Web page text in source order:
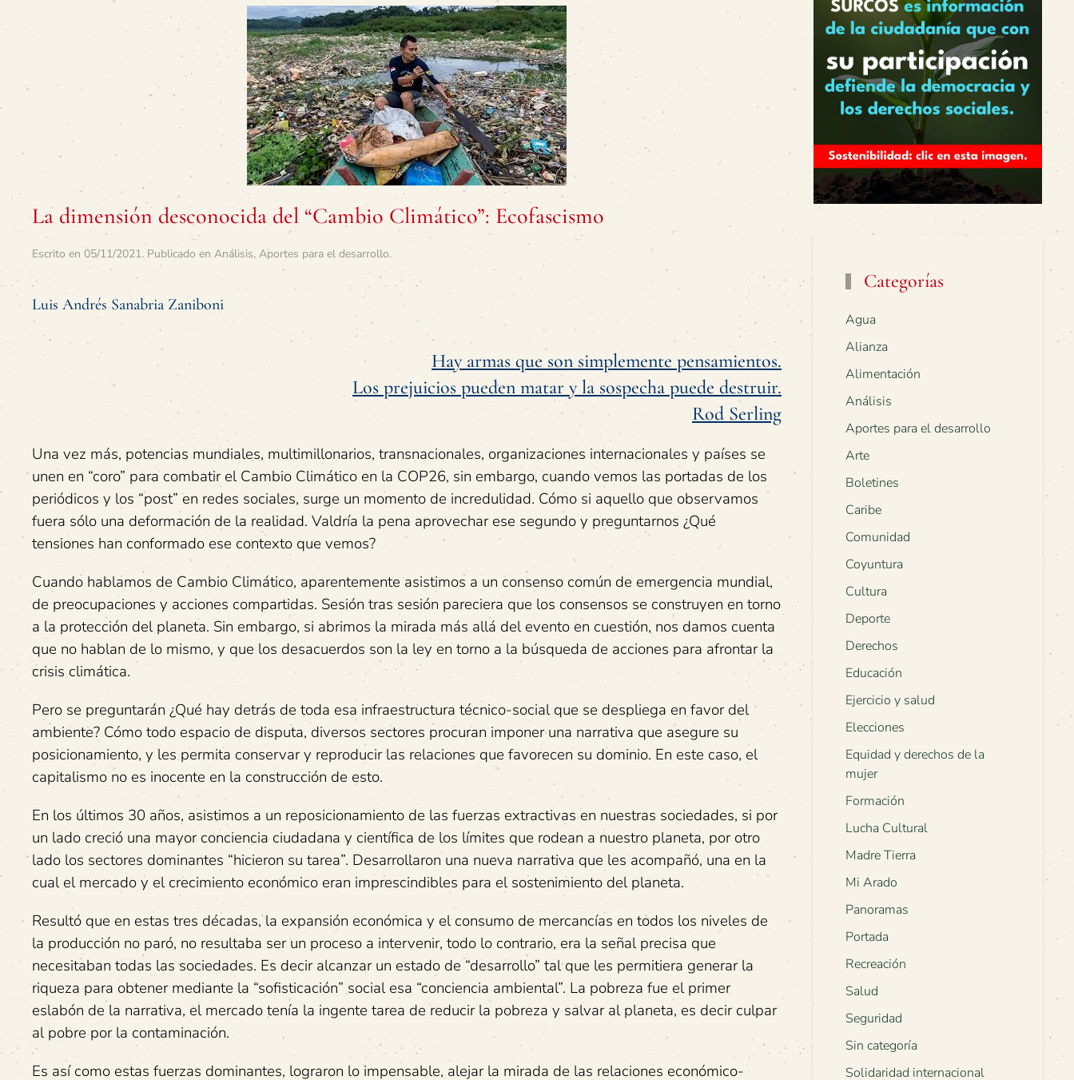
La dimensión desconocida del “Cambio Climático”: Ecofascismo
Escrito en 05/11/2021. Publicado en Análisis, Aportes para el desarrollo.
Luis Andrés Sanabria Zaniboni
Hay armas que son simplemente pensamientos.
Los prejuicios pueden matar y la sospecha puede destruir.
Rod Serling
Una vez más, potencias mundiales, multimillonarios, transnacionales, organizaciones internacionales y países se
unen en “coro” para combatir el Cambio Climático en la COP26, sin embargo, cuando vemos las portadas de los
periódicos y los “post” en redes sociales, surge un momento de incredulidad. Cómo si aquello que observamos
fuera sólo una deformación de la realidad. Valdría la pena aprovechar ese segundo y preguntarnos ¿Qué
tensiones han conformado ese contexto que vemos?
Cuando hablamos de Cambio Climático, aparentemente asistimos a un consenso común de emergencia mundial,
de preocupaciones y acciones compartidas. Sesión tras sesión pareciera que los consensos se construyen en torno
a la protección del planeta. Sin embargo, si abrimos la mirada más allá del evento en cuestión, nos damos cuenta
que no hablan de lo mismo, y que los desacuerdos son la ley en torno a la búsqueda de acciones para afrontar la
crisis climática.
Pero se preguntarán ¿Qué hay detrás de toda esa infraestructura técnico-social que se despliega en favor del
ambiente? Cómo todo espacio de disputa, diversos sectores procuran imponer una narrativa que asegure su
posicionamiento, y les permita conservar y reproducir las relaciones que favorecen su dominio. En este caso, el
capitalismo no es inocente en la construcción de esto.
En los últimos 30 años, asistimos a un reposicionamiento de las fuerzas extractivas en nuestras sociedades, si por
un lado creció una mayor conciencia ciudadana y científica de los límites que rodean a nuestro planeta, por otro
lado los sectores dominantes “hicieron su tarea”. Desarrollaron una nueva narrativa que les acompañó, una en la
cual el mercado y el crecimiento económico eran imprescindibles para el sostenimiento del planeta.
Resultó que en estas tres décadas, la expansión económica y el consumo de mercancías en todos los niveles de
la producción no paró, no resultaba ser un proceso a intervenir, todo lo contrario, era la señal precisa que
necesitaban todas las sociedades. Es decir alcanzar un estado de “desarrollo” tal que les permitiera generar la
riqueza para obtener mediante la “sofisticación” social esa “conciencia ambiental”. La pobreza fue el primer
eslabón de la narrativa, el mercado tenía la ingente tarea de reducir la pobreza y salvar al planeta, es decir culpar
al pobre por la contaminación.
Es así como estas fuerzas dominantes, lograron lo impensable, alejar la mirada de las relaciones económico-
Categorías
Agua
Alianza
Alimentación
Análisis
Aportes para el desarrollo
Arte
Boletines
Caribe
Comunidad
Coyuntura
Cultura
Deporte
Derechos
Educación
Ejercicio y salud
Elecciones
Equidad y derechos de la
mujer
Formación
Lucha Cultural
Madre Tierra
Mi Arado
Panoramas
Portada
Recreación
Salud
Seguridad
Sin categoría
Solidaridad internacional